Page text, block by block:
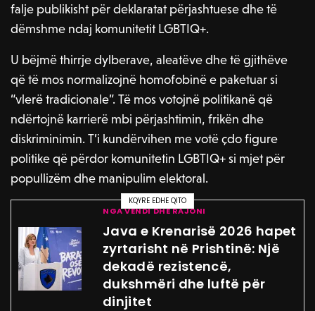
falje publikisht për deklaratat përjashtuese dhe të
dëmshme ndaj komunitetit LGBTIQ+.
U bëjmë thirrje dylberave, aleatëve dhe të gjithëve
që të mos normalizojnë homofobinë e paketuar si
“vlerë tradicionale”. Të mos votojnë politikanë që
ndërtojnë karrierë mbi përjashtimin, frikën dhe
diskriminimin. T’i kundërvihen me votë çdo figure
politike që përdor komunitetin LGBTIQ+ si mjet për
popullizëm dhe manipulim elektoral.
KQYRE EDHE QITO
NGA VENDI DHE RAJONI
Java e Krenarisë 2026 hapet
zyrtarisht në Prishtinë: Një
dekadë rezistencë,
dukshmëri dhe luftë për
dinjitet